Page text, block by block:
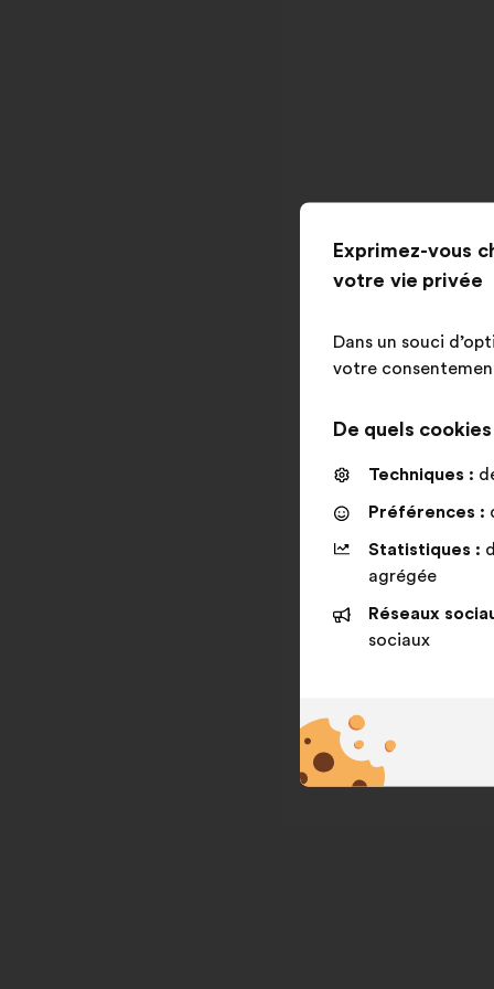
Exprimez-vous
votre vie privée
Dans un souci
votre
De quels cookies
Techniques :
Préférences :
Statistiques :
agrégée
Réseaux
sociaux